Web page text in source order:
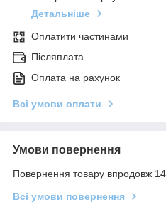
Детальніше
Оплатити частинами
Післяплата
Оплата на рахунок
Всі умови оплати
Умови повернення
Повернення товару впродовж 14
Всі умови повернення